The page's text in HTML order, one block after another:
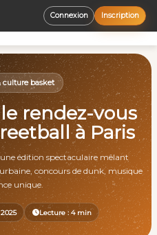
Connexion Inscription
culture basket
rendez-vous
à Paris
édition spectaculaire mêlant
concours de dunk, musique
unique.
Lecture : 4 min